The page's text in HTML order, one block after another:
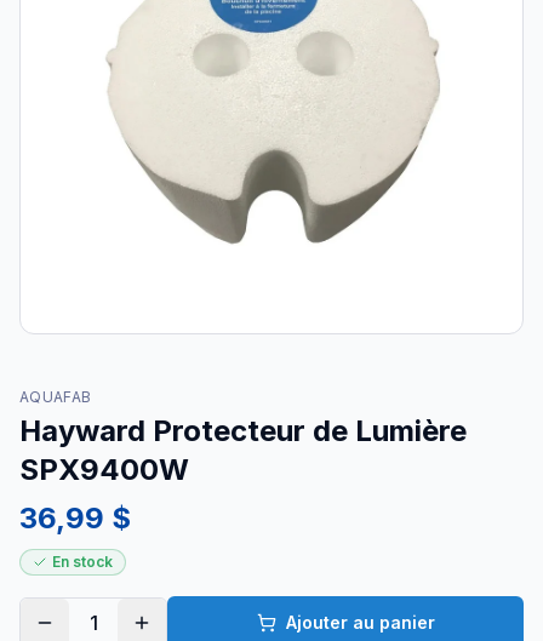
AQUAFAB
Hayward Protecteur de Lumière
SPX9400W
36,99 $
En stock
1 Ajouter au panier